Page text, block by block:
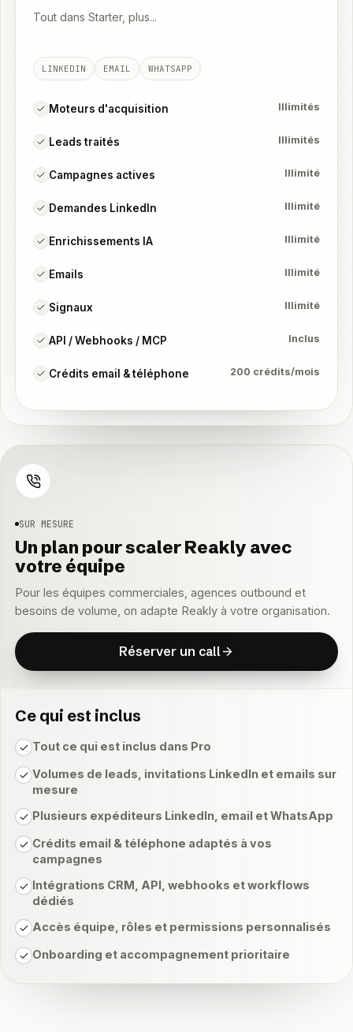
Tout dans Starter, plus...
LINKEDIN EMAIL WHATSAPP
Moteurs d'acquisition Illimités
Leads traités Illimités
Campagnes actives Illimité
Demandes LinkedIn Illimité
Enrichissements IA Illimité
Emails Illimité
Signaux Illimité
API / Webhooks / MCP Inclus
Crédits email & téléphone 200 crédits/mois
SUR MESURE
Un plan pour scaler Reakly avec
votre équipe
Pour les équipes commerciales, agences outbound et
besoins de volume, on adapte Reakly à votre organisation.
Réserver un call
Réserver un call
Réserver un call
Ce qui est inclus
Tout ce qui est inclus dans Pro
Volumes de leads, invitations LinkedIn et emails sur
mesure
Plusieurs expéditeurs LinkedIn, email et WhatsApp
Crédits email & téléphone adaptés à vos
campagnes
Intégrations CRM, API, webhooks et workflows
dédiés
Accès équipe, rôles et permissions personnalisés
Onboarding et accompagnement prioritaire